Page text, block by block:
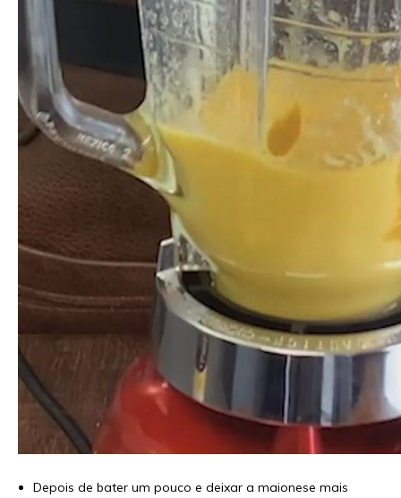
Depois de bater um pouco e deixar a maionese mais